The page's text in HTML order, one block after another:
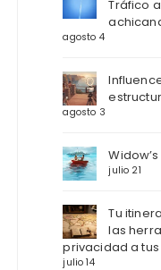
Tráfico
agosto 4
agosto 3
julio 21
Tu
las
privacidad a
julio 14